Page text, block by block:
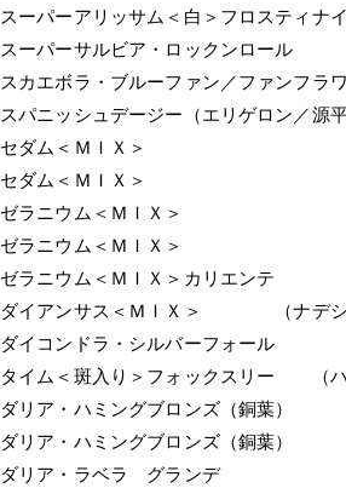
スーパーアリッサム＜白＞フロスティナ
スーパーサルビア・ロックンロール
スカエボラ・ブルーファン／ファンフラ
スパニッシュデージー（エリゲロン／源平
セダム＜ＭＩＸ＞
セダム＜ＭＩＸ＞
ゼラニウム＜ＭＩＸ＞
ゼラニウム＜ＭＩＸ＞
ゼラニウム＜ＭＩＸ＞カリエンテ
ダイアンサス＜ＭＩＸ＞ （ナデシ
ダイコンドラ・シルバーフォール
タイム＜斑入り＞フォックスリー （ハ
ダリア・ハミングブロンズ（銅葉）
ダリア・ハミングブロンズ（銅葉）
ダリア・ラベラ グランデ